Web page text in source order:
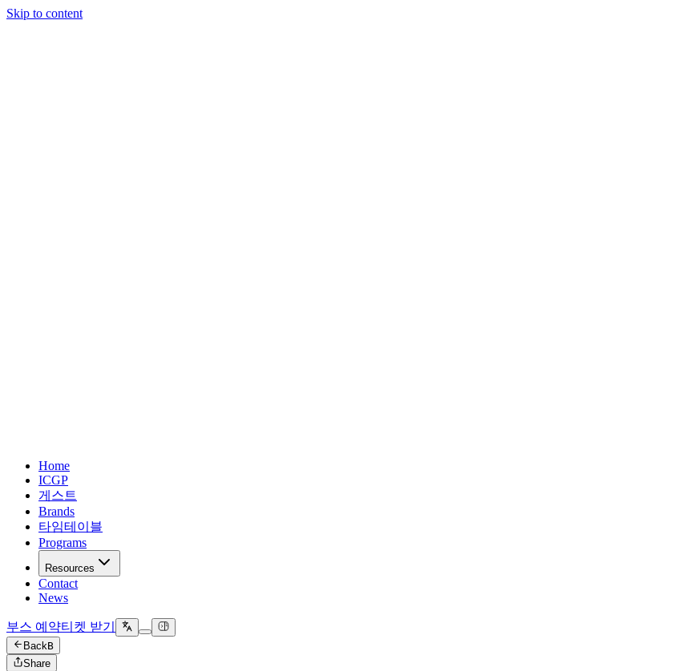
Skip to content
Home
ICGP
게스트
Brands
타임테이블
Programs
Resources
Contact
News
부스 예약티켓 받기
BackB
Share